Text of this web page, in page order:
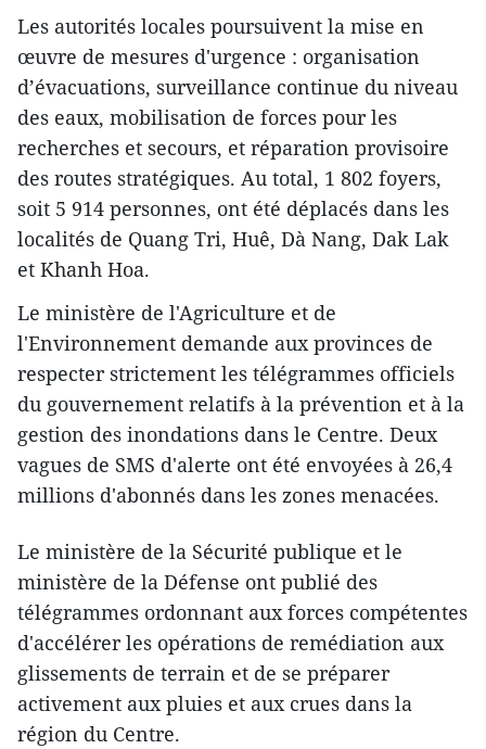
Les autorités locales poursuivent la mise en
œuvre de mesures d'urgence : organisation
d’évacuations, surveillance continue du niveau
des eaux, mobilisation de forces pour les
recherches et secours, et réparation provisoire
des routes stratégiques. Au total, 1 802 foyers,
soit 5 914 personnes, ont été déplacés dans les
localités de Quang Tri, Huê, Dà Nang, Dak Lak
et Khanh Hoa.
Le ministère de l'Agriculture et de
l'Environnement demande aux provinces de
respecter strictement les télégrammes officiels
du gouvernement relatifs à la prévention et à la
gestion des inondations dans le Centre. Deux
vagues de SMS d'alerte ont été envoyées à 26,4
millions d'abonnés dans les zones menacées.
Le ministère de la Sécurité publique et le
ministère de la Défense ont publié des
télégrammes ordonnant aux forces compétentes
d'accélérer les opérations de remédiation aux
glissements de terrain et de se préparer
activement aux pluies et aux crues dans la
région du Centre.